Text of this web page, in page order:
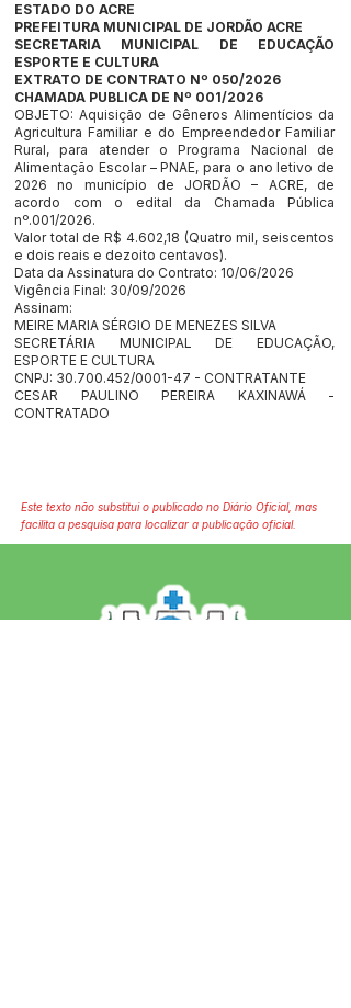
ESTADO DO ACRE
PREFEITURA MUNICIPAL DE JORDÃO ACRE
SECRETARIA MUNICIPAL DE EDUCAÇÃO
ESPORTE E CULTURA
EXTRATO DE CONTRATO Nº 050/2026
CHAMADA PUBLICA DE Nº 001/2026
OBJETO: Aquisição de Gêneros Alimentícios da
Agricultura Familiar e do Empreendedor Familiar
Rural, para atender o Programa Nacional de
Alimentação Escolar – PNAE, para o ano letivo de
2026 no município de JORDÃO – ACRE, de
acordo com o edital da Chamada Pública
nº.001/2026.
Valor total de R$ 4.602,18 (Quatro mil, seiscentos
e dois reais e dezoito centavos).
Data da Assinatura do Contrato: 10/06/2026
Vigência Final: 30/09/2026
Assinam:
MEIRE MARIA SÉRGIO DE MENEZES SILVA
SECRETÁRIA MUNICIPAL DE EDUCAÇÃO,
ESPORTE E CULTURA
CNPJ: 30.700.452/0001-47 - CONTRATANTE
CESAR PAULINO PEREIRA KAXINAWÁ -
CONTRATADO
Este texto não substitui o publicado no Diário Oficial, mas
facilita a pesquisa para localizar a publicação oficial.